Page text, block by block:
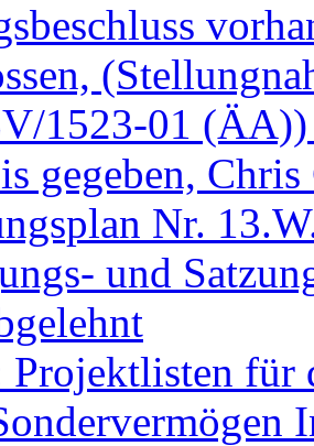
1523-01
gegeben,
Nr.
und
Projektlisten für